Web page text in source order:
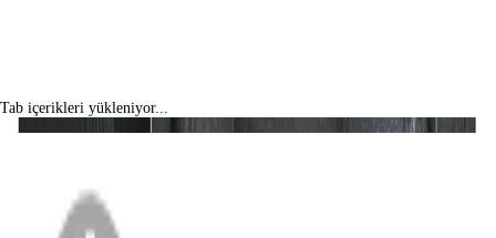
Tab içerikleri yükleniyor...
MENÜ